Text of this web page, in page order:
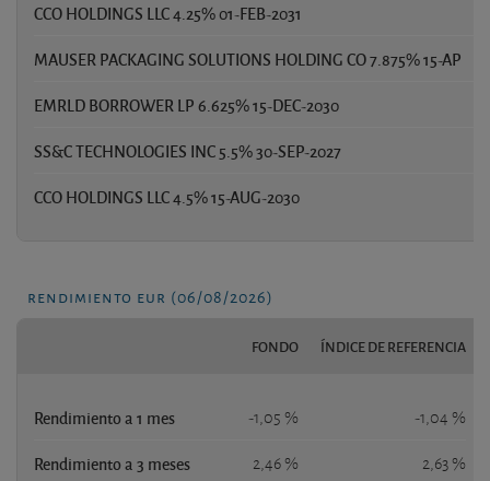
CCO HOLDINGS LLC 4.25% 01-FEB-2031
MAUSER PACKAGING SOLUTIONS HOLDING CO 7.875% 15-AP
EMRLD BORROWER LP 6.625% 15-DEC-2030
SS&C TECHNOLOGIES INC 5.5% 30-SEP-2027
CCO HOLDINGS LLC 4.5% 15-AUG-2030
rendimiento eur (06/08/2026)
FONDO ÍNDICE DE REFERENCIA
Rendimiento a 1 mes -1,05 % -1,04 %
Rendimiento a 3 meses 2,46 % 2,63 %